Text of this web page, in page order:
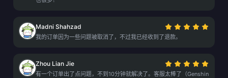
Madni Shahzad
我的订单因为一些问题被取消了，不过我已经收到了退款。
Zhou Lian Jie
有一个订单出了点问题，不到10分钟就解决了。客服太棒了（Genshin